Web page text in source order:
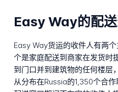
Easy Way的配
Easy Way货运的收件人有两
个是家庭配送到商家在发货时
到门口并到建筑物的任何楼层
从分布在Russia的1,350个合